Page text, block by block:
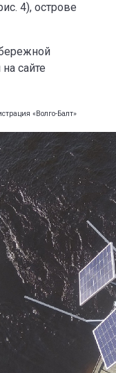
4), острове
сайте
«Волго-Балт»